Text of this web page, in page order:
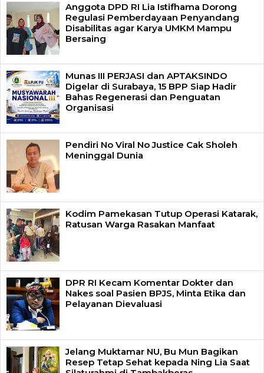
Anggota DPD RI Lia Istifhama Dorong
Regulasi Pemberdayaan Penyandang
Disabilitas agar Karya UMKM Mampu
Bersaing
Munas III PERJASI dan APTAKSINDO
Digelar di Surabaya, 15 BPP Siap Hadir
Bahas Regenerasi dan Penguatan
Organisasi
Pendiri No Viral No Justice Cak Sholeh
Meninggal Dunia
Kodim Pamekasan Tutup Operasi Katarak,
Ratusan Warga Rasakan Manfaat
DPR RI Kecam Komentar Dokter dan
Nakes soal Pasien BPJS, Minta Etika dan
Pelayanan Dievaluasi
Jelang Muktamar NU, Bu Mun Bagikan
Resep Tetap Sehat kepada Ning Lia Saat